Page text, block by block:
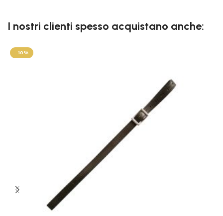
I nostri clienti spesso acquistano anche:
-10%